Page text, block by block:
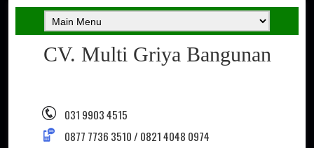
CV. Multi Griya Bangunan
031 9903 4515
0877 7736 3510 / 0821 4048 0974